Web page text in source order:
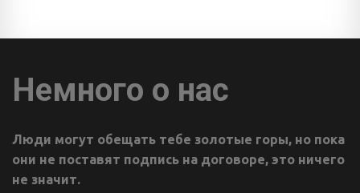
Немного о нас
Люди могут обещать тебе золотые горы, но пока
они не поставят подпись на договоре, это ничего
не значит.